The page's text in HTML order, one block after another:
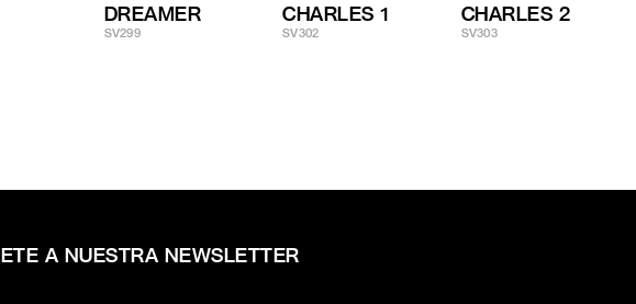
DREAMER
SV299
CHARLES 1
SV302
CHARLES 2
SV303
A NUESTRA NEWSLETTER